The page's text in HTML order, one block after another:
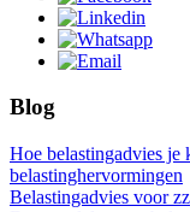
Blog
Hoe belastingadvies je
belastinghervormingen
Belastingadvies voor